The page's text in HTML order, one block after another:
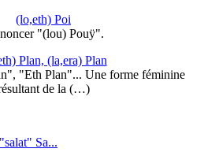
(lo,eth) Poi
"(lou) Pouÿ".
Plan, (la,era) Plan
"Eth Plan"... Une forme féminine
de la (…)
Sa...